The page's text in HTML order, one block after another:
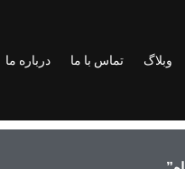
وبلاگ تماس با ما درباره ما